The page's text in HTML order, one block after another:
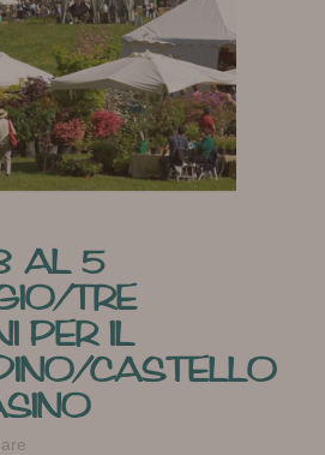
AL 5
TRE
PER IL
CASTELLO